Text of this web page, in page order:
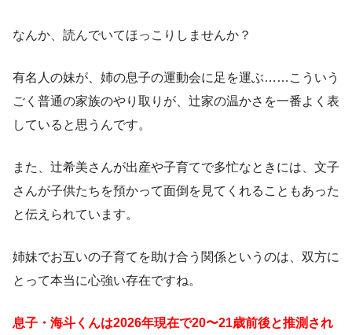
なんか、読んでいてほっこりしませんか？
有名人の妹が、姉の息子の運動会に足を運ぶ……こういう
ごく普通の家族のやり取りが、辻家の温かさを一番よく表
していると思うんです。
また、辻希美さんが出産や子育てで多忙なときには、文子
さんが子供たちを預かって面倒を見てくれることもあった
と伝えられています。
姉妹でお互いの子育てを助け合う関係というのは、双方に
とって本当に心強い存在ですね。
息子・海斗くんは2026年現在で20〜21歳前後と推測され